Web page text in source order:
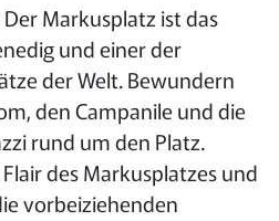
Markusplatz ist das
und einer der
der Welt. Bewundern
den Campanile und die
rund um den Platz.
des Markusplatzes und
vorbeiziehenden